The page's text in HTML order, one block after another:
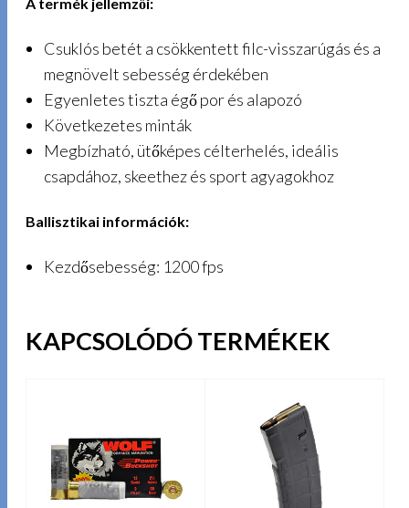
Csuklós betét a csökkentett filc-visszarúgás és a
megnövelt sebesség érdekében
Egyenletes tiszta égő por és alapozó
Következetes minták
Megbízható, ütőképes célterhelés, ideális
csapdához, skeethez és sport agyagokhoz
Ballisztikai információk:
Kezdősebesség: 1200 fps
KAPCSOLÓDÓ TERMÉKEK